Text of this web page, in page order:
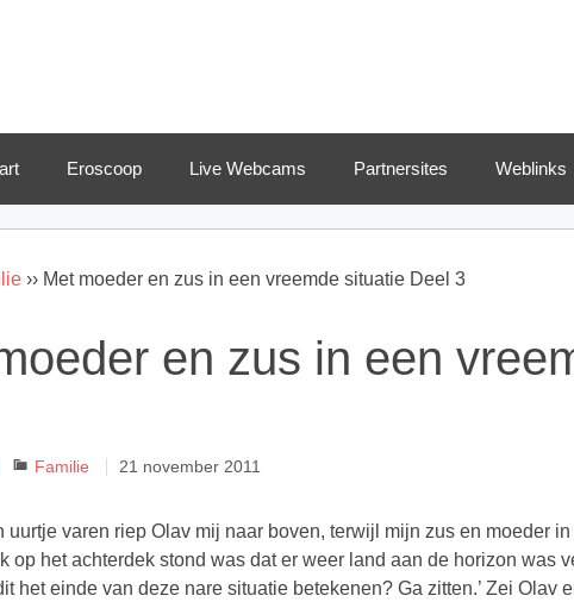
Eroscoop Live Webcams Partnersites Weblinks
›› Met moeder en zus in een vreemde situatie Deel 3
en zus in een
Categorieën
Familie 21 november 2011
uurtje varen riep Olav mij naar boven, terwijl mijn zus en moeder
op het achterdek stond was dat er weer land aan de horizon was
het einde van deze nare situatie betekenen? Ga zitten.’ Zei Olav